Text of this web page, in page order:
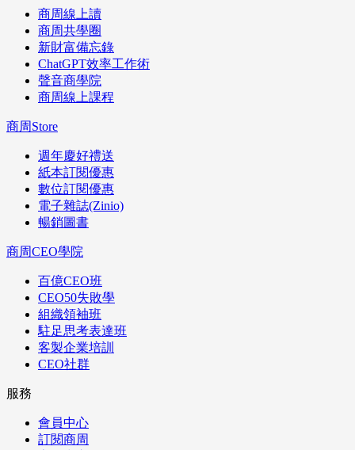
商周線上讀
商周共學圈
新財富備忘錄
ChatGPT效率工作術
聲音商學院
商周線上課程
商周Store
週年慶好禮送
紙本訂閱優惠
數位訂閱優惠
電子雜誌(Zinio)
暢銷圖書
商周CEO學院
百億CEO班
CEO50失敗學
組織領袖班
駐足思考表達班
客製企業培訓
CEO社群
服務
會員中心
訂閱商周